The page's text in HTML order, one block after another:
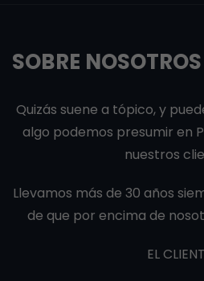
SOBRE NOSOTROS
Quizás suene a tópico, y
algo podemos presumir en
nuestros
Llevamos más de 30 años
de que por encima de
EL